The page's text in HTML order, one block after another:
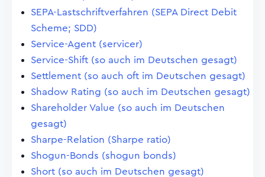
SEPA-Lastschriftverfahren (SEPA Direct Debit
Scheme; SDD)
Service-Agent (servicer)
Service-Shift (so auch im Deutschen gesagt)
Settlement (so auch oft im Deutschen gesagt)
Shadow Rating (so auch im Deutschen gesagt)
Shareholder Value (so auch im Deutschen
gesagt)
Sharpe-Relation (Sharpe ratio)
Shogun-Bonds (shogun bonds)
Short (so auch im Deutschen gesagt)